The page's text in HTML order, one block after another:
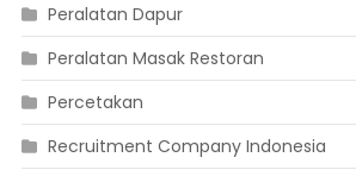
Peralatan Dapur
Peralatan Masak Restoran
Percetakan
Recruitment Company Indonesia